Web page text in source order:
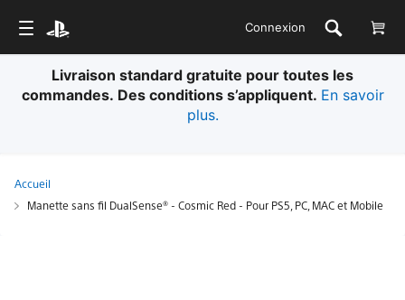
Connexion
Livraison standard gratuite pour toutes les
commandes. Des conditions s’appliquent. En savoir
plus.
Accueil
Manette sans fil DualSense® - Cosmic Red - Pour PS5, PC, MAC et Mobile